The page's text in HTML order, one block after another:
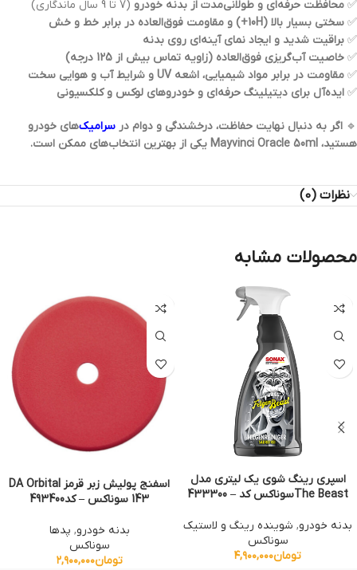
✅ محافظت حرفه‌ای و طولانی‌مدت از بدنه خودرو (7 تا 9 سال ماندگاری)
✅ سختی بسیار بالا (10H+) و مقاومت فوق‌العاده در برابر خط و خش
✅ براقیت شدید و ایجاد نمای آینه‌ای روی بدنه
✅ خاصیت آب‌گریزی فوق‌العاده (زاویه تماس بیش از 125 درجه)
✅ مقاومت در برابر مواد شیمیایی، اشعه UV و شرایط آب و هوایی سخت
✅ ایده‌آل برای دیتیلینگ حرفه‌ای و خودروهای لوکس و کلکسیونی
🔹 اگر به دنبال نهایت حفاظت، درخشندگی و دوام در سرامیک‌های خودرو
هستید، Mayvinci Oracle 50ml یکی از بهترین انتخاب‌های ممکن است.
نظرات (0)
محصولات مشابه
اسپری رینگ شوی یک لیتری مدل
The Beastسوناکس کد – 433300
بدنه خودرو, شوینده رینگ و لاستیک
سوناکس
تومان۴,۹۰۰,۰۰۰
اسفنج پولیش زبر قرمز DA Orbital
143 سوناکس – کد493400
بدنه خودرو, پدها
سوناکس
تومان۲,۹۰۰,۰۰۰